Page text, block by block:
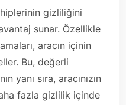
gizliliğini
sunar. Özellikle
aracın içinin
Bu, değerli
yanı sıra, aracınızın
fazla gizlilik içinde